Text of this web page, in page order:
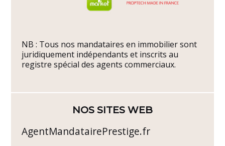
NB : Tous nos mandataires en immobilier sont
juridiquement indépendants et inscrits au
registre spécial des agents commerciaux.
NOS SITES WEB
AgentMandatairePrestige.fr